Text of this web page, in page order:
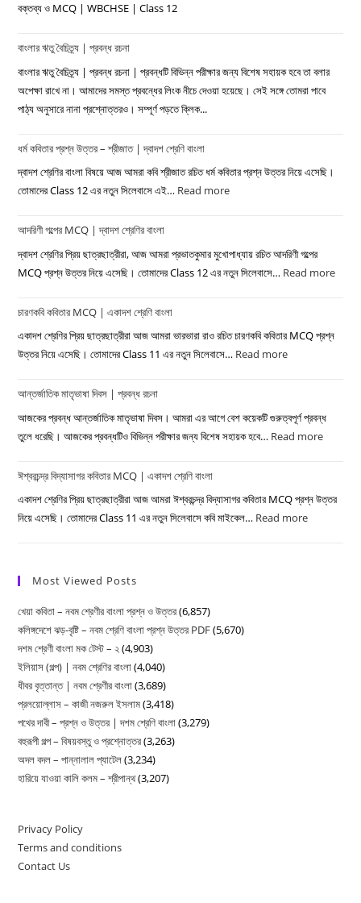
বক্তব্য ও MCQ | WBCHSE | Class 12
বাংলার ঋতু বৈচিত্র্য | প্রবন্ধ রচনা
বাংলার ঋতু বৈচিত্র্য | প্রবন্ধ রচনা | প্রবন্ধটি বিভিন্ন পরীক্ষার জন্য বিশেষ সহায়ক হবে তা বলার
অপেক্ষা রাখে না। আমাদের সমস্ত প্রবন্ধের লিংক নীচে দেওয়া হয়েছে। সেই সঙ্গে তোমরা পাবে
পাঠ্য অনুসারে নানা প্রশ্নোত্তরও। সম্পূর্ণ পড়তে ক্লিক...
ধর্ম কবিতার প্রশ্ন উত্তর – শ্রীজাত | দ্বাদশ শ্রেণি বাংলা
দ্বাদশ শ্রেণির বাংলা বিষয়ে আজ আমরা কবি শ্রীজাত রচিত ধর্ম কবিতার প্রশ্ন উত্তর নিয়ে এসেছি।
তোমাদের Class 12 এর নতুন সিলেবাসে এই… Read more:
প্রশ্ন
উত্তর
|
দ্বাদশ
আদরিণী গল্পের MCQ | দ্বাদশ শ্রেণির বাংলা
দ্বাদশ শ্রেণির প্রিয় ছাত্রছাত্রীরা, আজ আমরা প্রভাতকুমার মুখোপাধ্যায় রচিত আদরিণী গল্পের
MCQ প্রশ্ন উত্তর নিয়ে এসেছি। তোমাদের Class 12 এর নতুন সিলেবাসে… Read more:
চারণকবি কবিতার MCQ | একাদশ শ্রেণি বাংলা
একাদশ শ্রেণির প্রিয় ছাত্রছাত্রীরা আজ আমরা ভারভারা রাও রচিত চারণকবি কবিতার MCQ প্রশ্ন
উত্তর নিয়ে এসেছি। তোমাদের Class 11 এর নতুন সিলেবাসে… Read more:
MCQ
|
বাংলা
আন্তর্জাতিক মাতৃভাষা দিবস | প্রবন্ধ রচনা
আজকের প্রবন্ধ আন্তর্জাতিক মাতৃভাষা দিবস। আমরা এর আগে বেশ কয়েকটি গুরুত্বপূর্ণ প্রবন্ধ
তুলে ধরেছি। আজকের প্রবন্ধটিও বিভিন্ন পরীক্ষার জন্য বিশেষ সহায়ক হবে… Read more:
দিবস
ঈশ্বরচন্দ্র বিদ্যাসাগর কবিতার MCQ | একাদশ শ্রেণি বাংলা
একাদশ শ্রেণির প্রিয় ছাত্রছাত্রীরা আজ আমরা ঈশ্বরচন্দ্র বিদ্যাসাগর কবিতার MCQ প্রশ্ন উত্তর
নিয়ে এসেছি। তোমাদের Class 11 এর নতুন সিলেবাসে কবি মাইকেল… Read more:
Most Viewed Posts
খেয়া কবিতা – নবম শ্রেণীর বাংলা প্রশ্ন ও উত্তর(6,857)
কলিঙ্গদেশে ঝড়-বৃষ্টি – নবম শ্রেণি বাংলা প্রশ্ন উত্তর PDF(5,670)
দশম শ্রেণী বাংলা মক টেস্ট – ২(4,903)
ইলিয়াস (গল্প) | নবম শ্রেণির বাংলা(4,040)
ধীবর বৃত্তান্ত | নবম শ্রেণীর বাংলা(3,689)
প্রলয়োল্লাস – কাজী নজরুল ইসলাম(3,418)
পথের দাবী – প্রশ্ন ও উত্তর | দশম শ্রেণি বাংলা(3,279)
বহুরূপী গল্প – বিষয়বস্তু ও প্রশ্নোত্তর(3,263)
অদল বদল – পান্নালাল প্যাটেল(3,234)
হারিয়ে যাওয়া কালি কলম – শ্রীপান্থ(3,207)
Privacy Policy
Terms and conditions
Contact Us